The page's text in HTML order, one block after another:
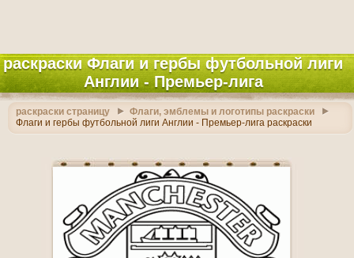
раскраски Флаги и гербы футбольной лиги
Англии - Премьер-лига
раскраски страницу
Флаги, эмблемы и логотипы раскраски
Флаги и гербы футбольной лиги Англии - Премьер-лига раскраски